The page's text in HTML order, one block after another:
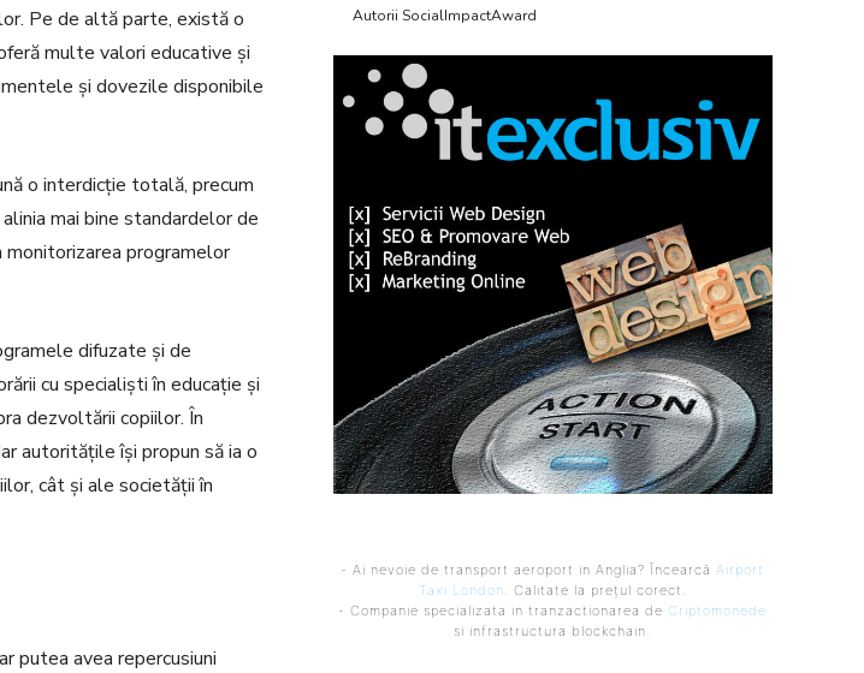
Pe de altă parte, există o
multe valori educative și
și dovezile disponibile
o interdicție totală, precum
mai bine standardelor de
programelor
difuzate și de
cu specialiști în educație și
dezvoltării copiilor. În
autoritățile își propun să ia o
cât și ale societății în
putea avea repercusiuni
Autorii SocialImpactAward
- Ai nevoie de transport aeroport in Anglia? ÎncearcăAirport
Taxi London. Calitate la prețul corect.
- Companie specializata in tranzactionarea deCriptomonede
si infrastructura blockchain.